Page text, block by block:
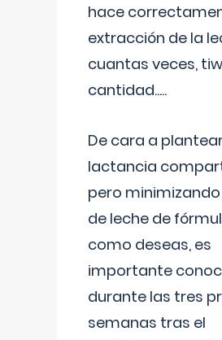
hace
extracción de la
cuantas veces,
cantidad.....
De cara a
lactancia
pero minimizando
de leche de
como deseas, es
importante
durante las tres
semanas tras el